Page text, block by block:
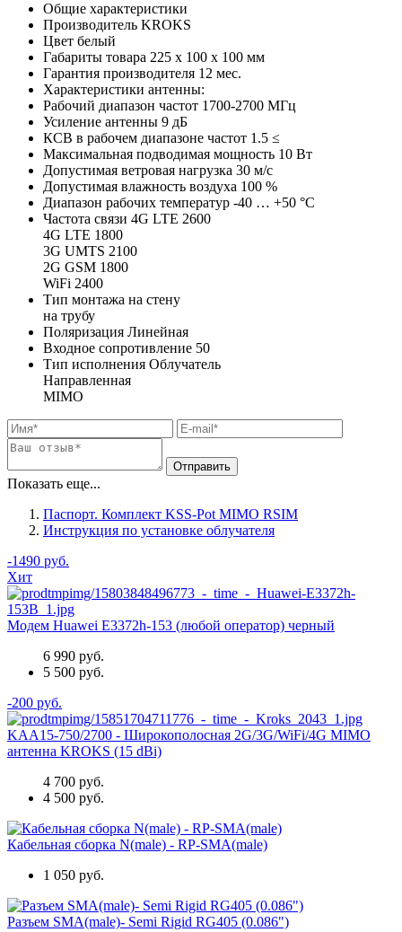
Общие характеристики
Производитель KROKS
Цвет белый
Габариты товара 225 x 100 x 100 мм
Гарантия производителя 12 мес.
Характеристики антенны:
Рабочий диапазон частот 1700-2700 МГц
Усиление антенны 9 дБ
КСВ в рабочем диапазоне частот 1.5 ≤
Максимальная подводимая мощность 10 Вт
Допустимая ветровая нагрузка 30 м/с
Допустимая влажность воздуха 100 %
Диапазон рабочих температур -40 … +50 °C
Частота связи 4G LTE 2600
4G LTE 1800
3G UMTS 2100
2G GSM 1800
WiFi 2400
Тип монтажа на стену
на трубу
Поляризация Линейная
Входное сопротивление 50
Тип исполнения Облучатель
Направленная
MIMO
Показать еще...
Паспорт. Комплект KSS-Pot MIMO RSIM
Инструкция по установке облучателя
-1490 руб.
Хит
Модем Huawei E3372h-153 (любой оператор) черный
6 990 руб.
5 500 руб.
-200 руб.
KAA15-750/2700 - Широкополосная 2G/3G/WiFi/4G MIMO
антенна KROKS (15 dBi)
4 700 руб.
4 500 руб.
Кабельная сборка N(male) - RP-SMA(male)
1 050 руб.
Разъем SMA(male)- Semi Rigid RG405 (0.086")